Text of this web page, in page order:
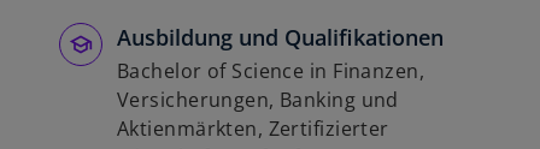
a
r
t
e
Ausbildung und Qualifikationen
Bachelor of Science in Finanzen,
Versicherungen, Banking und
Aktienmärkten, Zertifizierter